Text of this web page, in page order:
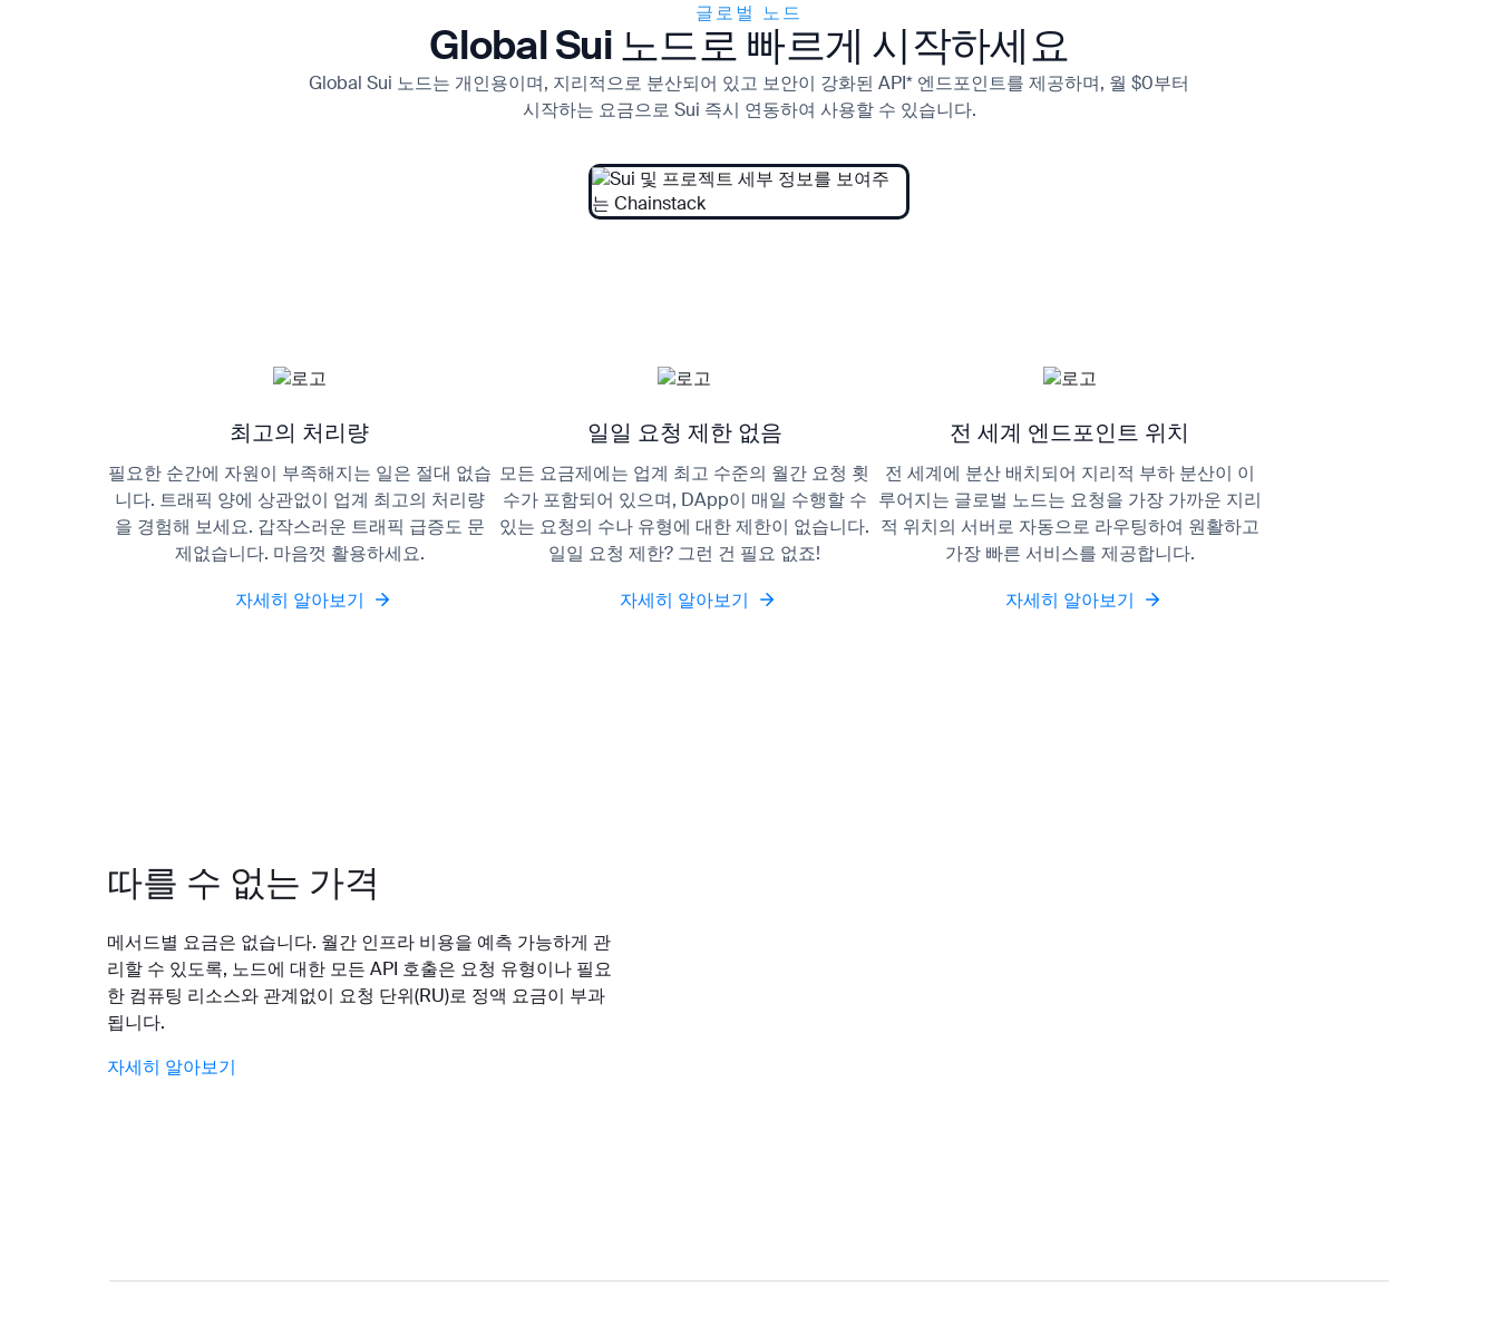
글로벌 노드
Global Sui 노드로 빠르게 시작하세요
Global Sui 노드는 개인용이며, 지리적으로 분산되어 있고 보안이 강화된 API* 엔드포인트를 제공하며, 월 $0부터
시작하는 요금으로 Sui 즉시 연동하여 사용할 수 있습니다.
최고의 처리량
필요한 순간에 자원이 부족해지는 일은 절대 없습
니다. 트래픽 양에 상관없이 업계 최고의 처리량
을 경험해 보세요. 갑작스러운 트래픽 급증도 문
제없습니다. 마음껏 활용하세요.
자세히 알아보기
일일 요청 제한 없음
모든 요금제에는 업계 최고 수준의 월간 요청 횟
수가 포함되어 있으며, DApp이 매일 수행할 수
있는 요청의 수나 유형에 대한 제한이 없습니다.
일일 요청 제한? 그런 건 필요 없죠!
자세히 알아보기
전 세계 엔드포인트 위치
전 세계에 분산 배치되어 지리적 부하 분산이 이
루어지는 글로벌 노드는 요청을 가장 가까운 지리
적 위치의 서버로 자동으로 라우팅하여 원활하고
가장 빠른 서비스를 제공합니다.
자세히 알아보기
따를 수 없는 가격
메서드별 요금은 없습니다. 월간 인프라 비용을 예측 가능하게 관
리할 수 있도록, 노드에 대한 모든 API 호출은 요청 유형이나 필요
한 컴퓨팅 리소스와 관계없이 요청 단위(RU)로 정액 요금이 부과
됩니다.
자세히 알아보기